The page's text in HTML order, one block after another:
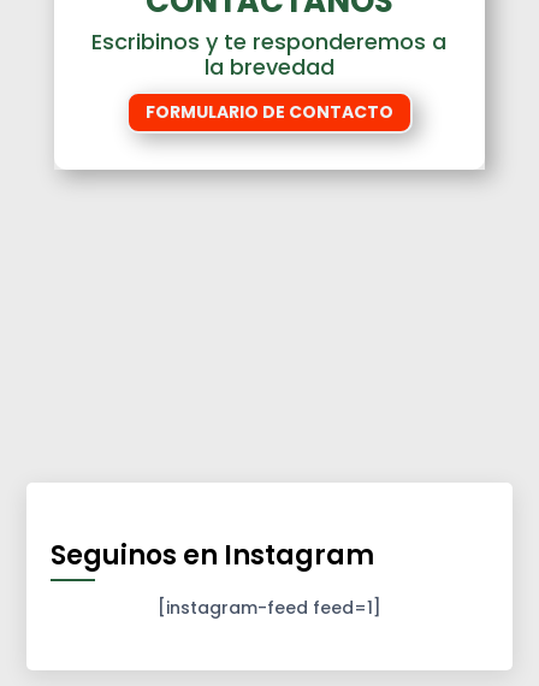
Escribinos y te responderemos a
la brevedad
FORMULARIO DE CONTACTO
Seguinos en Instagram
[instagram-feed feed=1]